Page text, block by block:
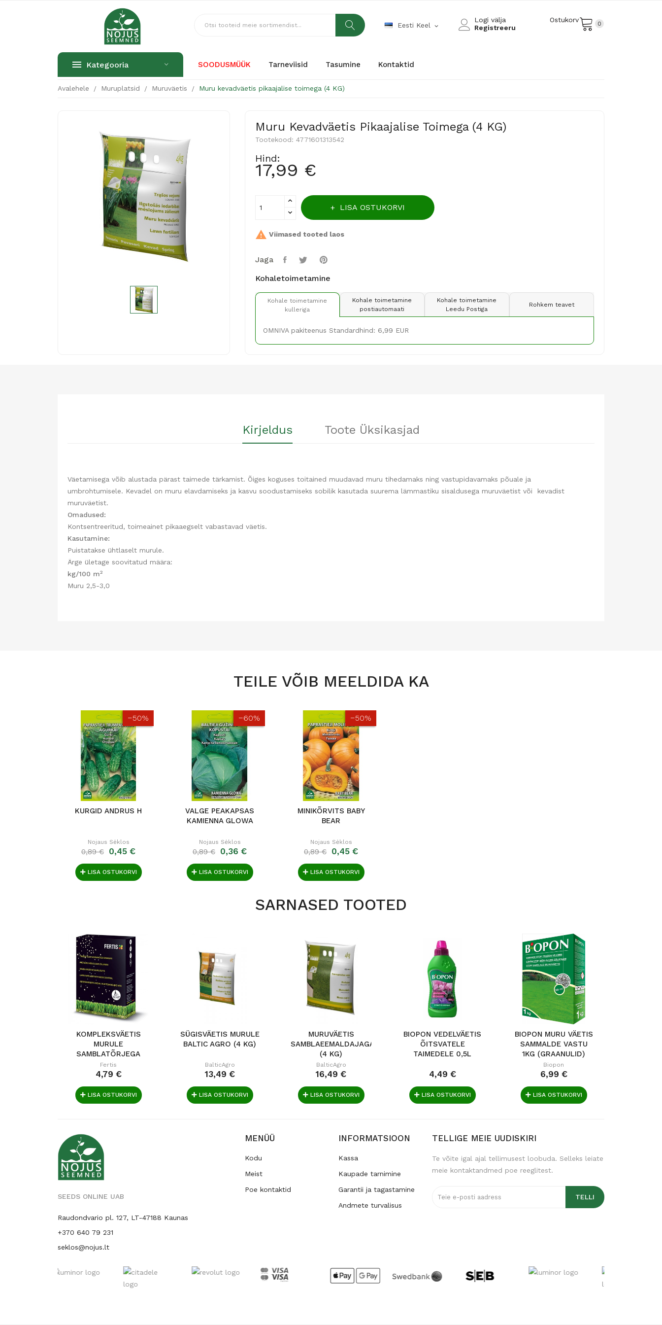
Ostukorv 0
Logi välja
Registreeru
Eesti Keel expand_more
Kategooria SOODUSMÜÜK Tarneviisid Tasumine Kontaktid
Avalehele Muruplatsid Muruväetis Muru kevadväetis pikaajalise toimega (4 KG)
Muru Kevadväetis Pikaajalise Toimega (4 KG)
Tootekood: 4771601313542
Hind:
17,99 €
LISA OSTUKORVI
 Viimased tooted laos
Jaga
Kohaletoimetamine
Kohale toimetamine
kulleriga
Kohale toimetamine
postiautomaati
Kohale toimetamine
Leedu Postiga
Rohkem teavet
OMNIVA pakiteenus Standardhind: 6,99 EUR
Kirjeldus Toote Üksikasjad
Väetamisega võib alustada pärast taimede tärkamist. Õiges koguses toitained muudavad muru tihedamaks ning vastupidavamaks põuale ja
umbrohtumisele. Kevadel on muru elavdamiseks ja kasvu soodustamiseks sobilik kasutada suurema lämmastiku sisaldusega muruväetist või kevadist
muruväetist.
Omadused:
Kontsentreeritud, toimeainet pikaaegselt vabastavad väetis.
Kasutamine:
Puistatakse ühtlaselt murule.
Ärge ületage soovitatud määra:
kg/100 m2
Muru 2,5-3,0
TEILE VÕIB MEELDIDA KA
−50%
KURGID ANDRUS H
Nojaus Sėklos
0,89 € 0,45 €
LISA OSTUKORVI
−60%
VALGE PEAKAPSAS
KAMIENNA GLOWA
Nojaus Sėklos
0,89 € 0,36 €
LISA OSTUKORVI
−50%
MINIKÕRVITS BABY
BEAR
Nojaus Sėklos
0,89 € 0,45 €
LISA OSTUKORVI
SARNASED TOOTED
KOMPLEKSVÄETIS
MURULE
SAMBLATÕRJEGA
FERTIS 1KG
Fertis
4,79 €
LISA OSTUKORVI
SÜGISVÄETIS MURULE
BALTIC AGRO (4 KG)
BalticAgro
13,49 €
LISA OSTUKORVI
MURUVÄETIS
SAMBLAEEMALDAJAGA
(4 KG)
BalticAgro
16,49 €
LISA OSTUKORVI
BIOPON VEDELVÄETIS
ÕITSVATELE
TAIMEDELE 0,5L
4,49 €
LISA OSTUKORVI
BIOPON MURU VÄETIS
SAMMALDE VASTU
1KG (GRAANULID)
Biopon
6,99 €
LISA OSTUKORVI
SEEDS ONLINE UAB
Raudondvario pl. 127, LT-47188 Kaunas
+370 640 79 231
seklos@nojus.lt
MENÜÜ
Kodu
Meist
Poe kontaktid
INFORMATSIOON
Kassa
Kaupade tarnimine
Garantii ja tagastamine
Andmete turvalisus
TELLIGE MEIE UUDISKIRI
Te võite igal ajal tellimusest loobuda. Selleks leiate
meie kontaktandmed poe reeglitest.